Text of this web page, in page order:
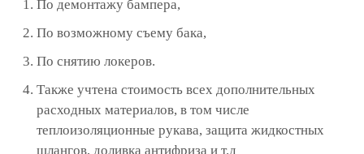
По демонтажу бампера,
По возможному съему бака,
По снятию локеров.
Также учтена стоимость всех дополнительных
расходных материалов, в том числе
теплоизоляционные рукава, защита жидкостных
шлангов, доливка антифриза и т.д